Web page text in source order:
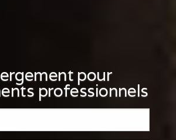
pour
professionnels